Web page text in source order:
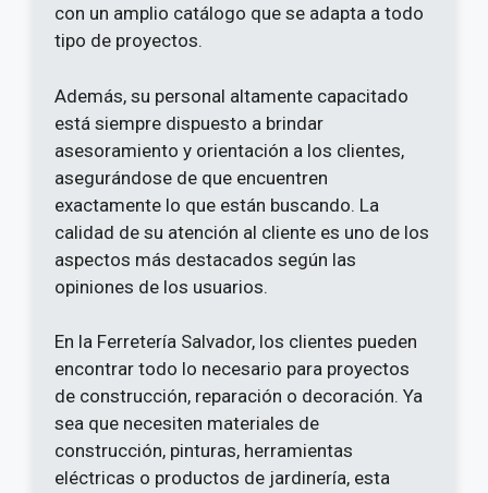
con un amplio catálogo que se adapta a todo
tipo de proyectos.
Además, su personal altamente capacitado
está siempre dispuesto a brindar
asesoramiento y orientación a los clientes,
asegurándose de que encuentren
exactamente lo que están buscando. La
calidad de su atención al cliente es uno de los
aspectos más destacados según las
opiniones de los usuarios.
En la Ferretería Salvador, los clientes pueden
encontrar todo lo necesario para proyectos
de construcción, reparación o decoración. Ya
sea que necesiten materiales de
construcción, pinturas, herramientas
eléctricas o productos de jardinería, esta